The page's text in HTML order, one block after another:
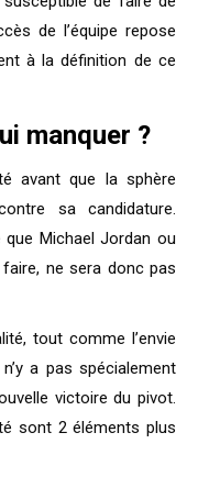
de l’équipe repose
à la définition de ce
manquer ?
avant que la sphère
sa candidature.
Michael Jordan ou
ne sera donc pas
tout comme l’envie
a pas spécialement
victoire du pivot.
sont 2 éléments plus